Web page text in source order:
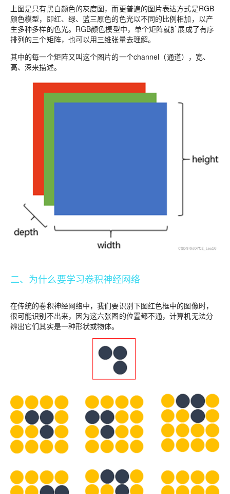
上图是只有黑白颜色的灰度图，而更普遍的图片表达方式是RGB
颜色模型，即红、绿、蓝三原色的色光以不同的比例相加，以产
生多种多样的色光。RGB颜色模型中，单个矩阵就扩展成了有序
排列的三个矩阵，也可以用三维张量去理解。
其中的每一个矩阵又叫这个图片的一个channel（通道），宽、
高、深来描述。
二、为什么要学习卷积神经网络
在传统的卷积神经网络中，我们要识别下图红色框中的图像时，
很可能识别不出来，因为这六张图的位置都不通，计算机无法分
辨出它们其实是一种形状或物体。